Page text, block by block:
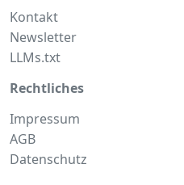
Kontakt
Newsletter
LLMs.txt
Rechtliches
Impressum
AGB
Datenschutz